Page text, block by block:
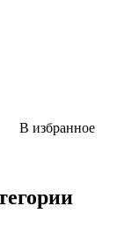
В избранное